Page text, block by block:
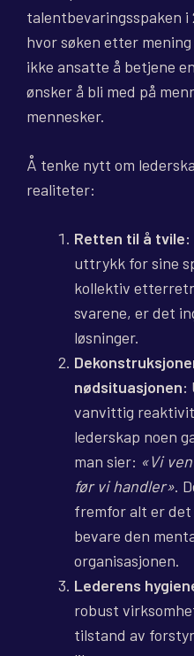
talentbevaringsspaken i
hvor søken etter
ikke ansatte å betjene
ønsker å bli med på
mennesker.
Å tenke nytt om
realiteter:
Retten til å tvile:
uttrykk for sine
kollektiv
svarene, er det
løsninger.
nødsituasjonen:
vanvittig
lederskap noen
man sier: «Vi
før vi handler».
fremfor alt er
bevare den
organisasjonen.
Lederens
robust
tilstand av